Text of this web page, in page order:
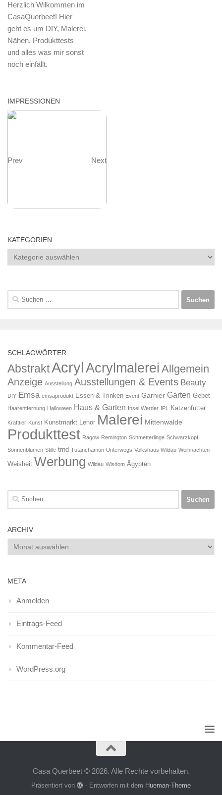
Herzlich Wilkommen im
CasaQuerbeet! Hier
geht es um DIY, Malerei,
Nähen, Produkttests
und alles was mir sonst
noch einfällt.
IMPRESSIONEN
Prev Next
KATEGORIEN
Kategorien
Suchen
nach:
SCHLAGWÖRTER
AbstraktAcrylAcrylmalerei Allgemein
Anzeige Ausstellung Ausstellungen & Events Beauty
DIY Emsa emsaprodukt Essen & Trinken Event Garnier Garten Gebet
Haarentfernung Halloween Haus & Garten Insel Werder IPL Katzenfutter
Krafttier Kunst Kunstmarkt Lenor Malerei Mittenwalde
Produkttest Ragow Remington Schmetterlinge Schwarzkopf
Sonnenblumen Stille trnd Tutanchamun Unterwegs Volkshaus Wildau Weihnachten
Weisheit Werbung Wildau Wisdom Ägypten
Suchen
nach:
ARCHIV
Archiv
META
Anmelden
Eintrags-Feed
Kommentar-Feed
WordPress.org
Casa Querbeet © 2026. Alle Rechte vorbehalten.
Präsentiert von - Entworfen mit dem Hueman-Theme